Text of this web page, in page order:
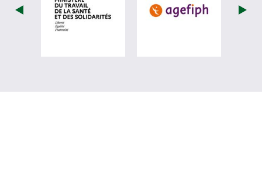
visiter les site de Ministère du travail
visiter les